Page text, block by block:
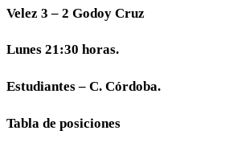
Velez 3 – 2 Godoy Cruz
Lunes 21:30 horas.
Estudiantes – C. Córdoba.
Tabla de posiciones